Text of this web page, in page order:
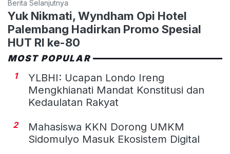
Berita Selanjutnya
Yuk Nikmati, Wyndham Opi Hotel
Palembang Hadirkan Promo Spesial
HUT RI ke-80
MOST POPULAR
1
YLBHI: Ucapan Londo Ireng
Mengkhianati Mandat Konstitusi dan
Kedaulatan Rakyat
2
Mahasiswa KKN Dorong UMKM
Sidomulyo Masuk Ekosistem Digital